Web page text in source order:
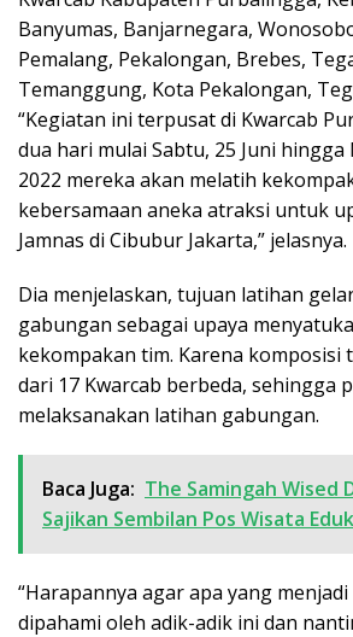
Banyumas, Banjarnegara,
Pemalang, Pekalongan, Brebes,
Temanggung, Kota Pekalongan,
“Kegiatan ini terpusat di Kwarcab
dua hari mulai Sabtu, 25 Juni hingga
2022 mereka akan melatih
kebersamaan aneka atraksi untuk
Jamnas di Cibubur Jakarta,” jelasnya.
Dia menjelaskan, tujuan latihan
gabungan sebagai upaya
kekompakan tim. Karena komposisi
dari 17 Kwarcab berbeda, sehingga
melaksanakan latihan gabungan.
Baca Juga: The Samingah Wised
Sajikan Sembilan Pos Wisata
“Harapannya agar apa yang
dipahami oleh adik-adik ini dan